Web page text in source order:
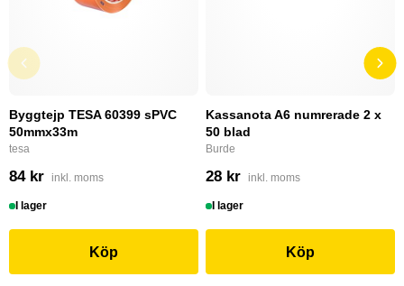
Byggtejp TESA 60399 sPVC
50mmx33m
tesa
84 kr inkl. moms
I lager
Köp
Kassanota A6 numrerade 2 x
50 blad
Burde
28 kr inkl. moms
I lager
Köp